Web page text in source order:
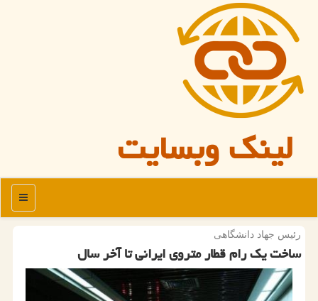
لینک وبسایت
منو
رئیس جهاد دانشگاهی
ساخت یك رام قطار متروی ایرانی تا آخر سال